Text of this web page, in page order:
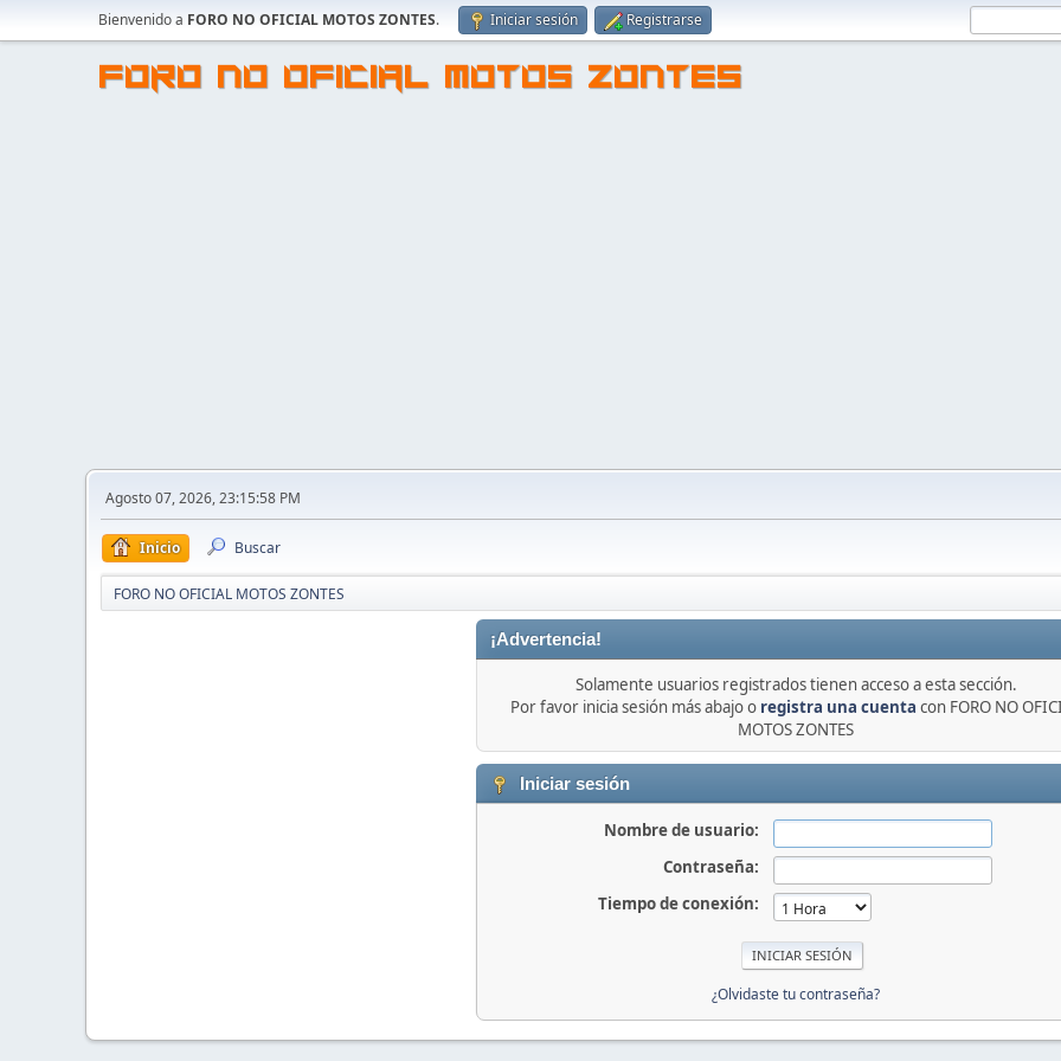
Bienvenido a FORO NO OFICIAL MOTOS ZONTES. Iniciar sesión Registrarse
FORO NO OFICIAL MOTOS ZONTES
Agosto 07, 2026, 23:15:58 PM
Inicio Buscar
FORO NO OFICIAL MOTOS ZONTES
¡Advertencia!
Solamente usuarios registrados tienen acceso a esta sección.
Por favor inicia sesión más abajo o registra una cuenta con FORO NO
MOTOS ZONTES
Iniciar sesión
Nombre de usuario:
Contraseña:
Tiempo de conexión:
¿Olvidaste tu contraseña?